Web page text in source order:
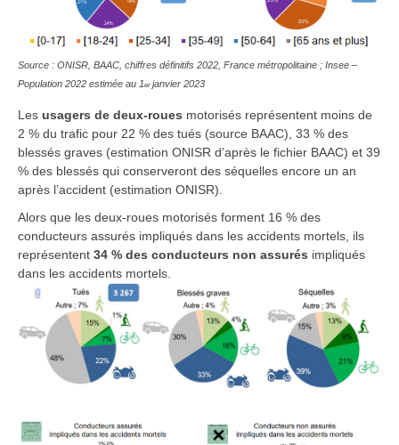
Source : ONISR, BAAC, chiffres définitifs 2022, France métropolitaine ; Insee –
Population 2022 estimée au 1er janvier 2023
Les usagers de deux-roues motorisés représentent moins de
2 % du trafic pour 22 % des tués (source BAAC), 33 % des
blessés graves (estimation ONISR d’après le fichier BAAC) et 39
% des blessés qui conserveront des séquelles encore un an
après l’accident (estimation ONISR).
Alors que les deux-roues motorisés forment 16 % des
conducteurs assurés impliqués dans les accidents mortels, ils
représentent 34 % des conducteurs non assurés impliqués
dans les accidents mortels.